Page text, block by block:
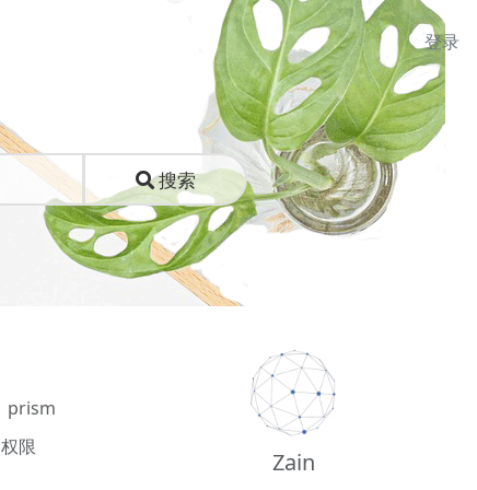
登录
搜索
prism
权限
Zain